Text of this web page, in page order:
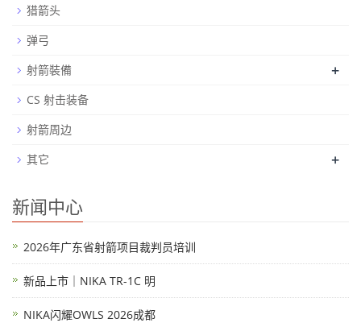
猎箭头
弹弓
射箭裝備
+
CS 射击装备
射箭周边
其它
+
新闻中心
2026年广东省射箭项目裁判员培训
新品上市｜NIKA TR-1C 明
NIKA闪耀OWLS 2026成都